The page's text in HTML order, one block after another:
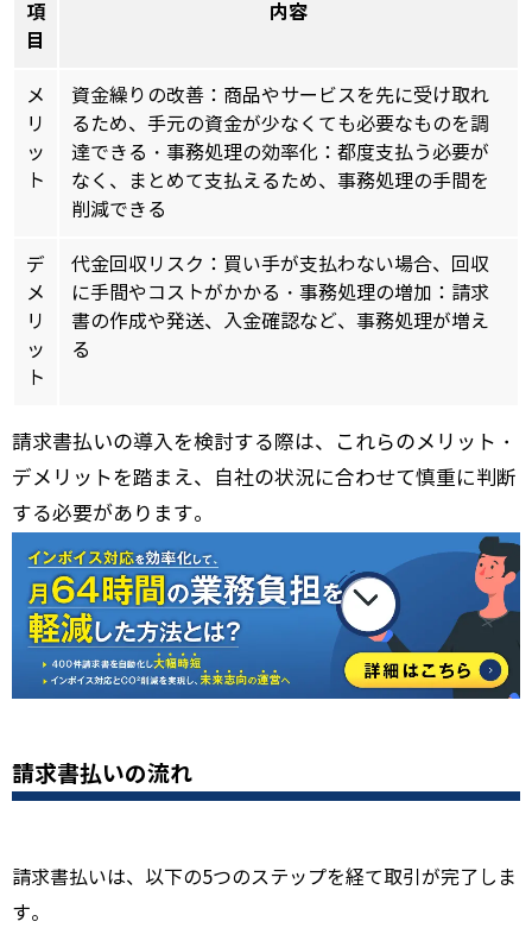
項
目
内容
メ
リ
ッ
ト
資金繰りの改善：商品やサービスを先に受け取れ
るため、手元の資金が少なくても必要なものを調
達できる・事務処理の効率化：都度支払う必要が
なく、まとめて支払えるため、事務処理の手間を
削減できる
デ
メ
リ
ッ
ト
代金回収リスク：買い手が支払わない場合、回収
に手間やコストがかかる・事務処理の増加：請求
書の作成や発送、入金確認など、事務処理が増え
る
請求書払いの導入を検討する際は、これらのメリット・
デメリットを踏まえ、自社の状況に合わせて慎重に判断
する必要があります。
請求書払いの流れ
請求書払いは、 以下の5つのステップを経て取引が完了しま
す。